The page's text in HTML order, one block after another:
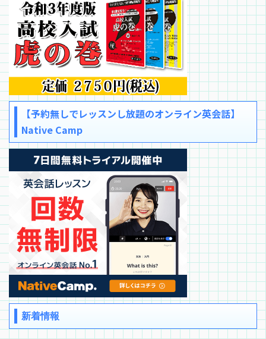
【予約無しでレッスンし放題のオンライン英会話】
Native Camp
新着情報